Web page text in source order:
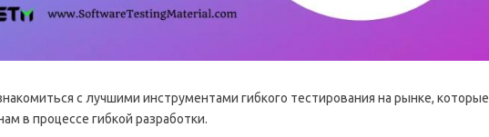
с лучшими инструментами гибкого тестирования на рынке, которые
в процессе гибкой разработки.